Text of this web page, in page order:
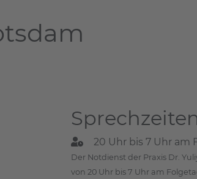
20 Uhr bis 7 Uhr am
Der Notdienst der Praxis Dr.
von 20 Uhr bis 7 Uhr am